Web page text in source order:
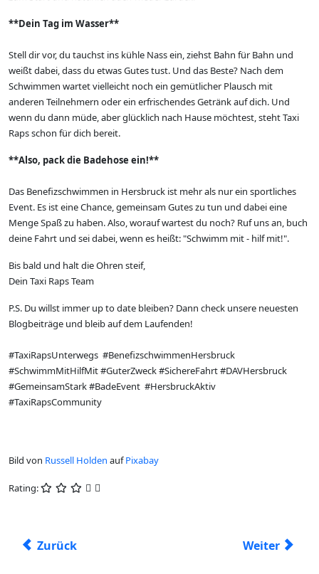
**Dein Tag im Wasser**
Stell dir vor, du tauchst ins kühle Nass ein, ziehst Bahn für Bahn und
weißt dabei, dass du etwas Gutes tust. Und das Beste? Nach dem
Schwimmen wartet vielleicht noch ein gemütlicher Plausch mit
anderen Teilnehmern oder ein erfrischendes Getränk auf dich. Und
wenn du dann müde, aber glücklich nach Hause möchtest, steht Taxi
Raps schon für dich bereit.
**Also, pack die Badehose ein!**
Das Benefizschwimmen in Hersbruck ist mehr als nur ein sportliches
Event. Es ist eine Chance, gemeinsam Gutes zu tun und dabei eine
Menge Spaß zu haben. Also, worauf wartest du noch? Ruf uns an, buch
deine Fahrt und sei dabei, wenn es heißt: "Schwimm mit - hilf mit!".
Bis bald und halt die Ohren steif,
Dein Taxi Raps Team
P.S. Du willst immer up to date bleiben? Dann check unsere neuesten
Blogbeiträge und bleib auf dem Laufenden!
#TaxiRapsUnterwegs #BenefizschwimmenHersbruck
#SchwimmMitHilfMit #GuterZweck #SichereFahrt #DAVHersbruck
#GemeinsamStark #BadeEvent #HersbruckAktiv
#TaxiRapsCommunity
Bild von Russell Holden aufPixabay
Rating:
Vorheriger Beitrag: Mit Taxi Raps ins Nürnberger
Zurück Nächster
Weiter